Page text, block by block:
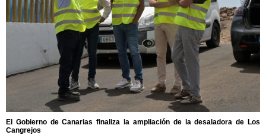
El Gobierno de Canarias finaliza la ampliación de la desaladora de Los
Cangrejos